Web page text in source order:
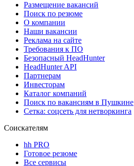
Размещение вакансий
Поиск по резюме
О компании
Наши вакансии
Реклама на сайте
Требования к ПО
Безопасный HeadHunter
HeadHunter API
Партнерам
Инвесторам
Каталог компаний
Поиск по вакансиям в Пушкине
Сетка: соцсеть для нетворкинга
Соискателям
hh PRO
Готовое резюме
Все сервисы